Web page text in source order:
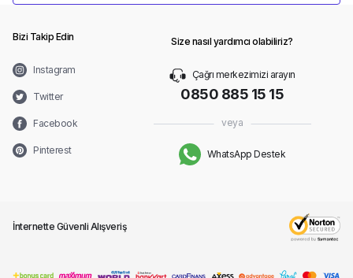
Bizi Takip Edin
Instagram
Twitter
Facebook
Pinterest
Size nasıl yardımcı olabiliriz?
Çağrı merkezimizi arayın
0850 885 15 15
veya
WhatsApp Destek
İnternette Güvenli Alışveriş